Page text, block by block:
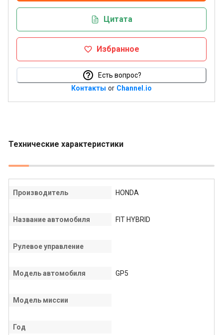
Цитата
Избранное
Есть вопрос?
Контакты or Channel.io
Технические характеристики
Производитель HONDA
Название автомобиля FIT HYBRID
Рулевое управление
Модель автомобиля GP5
Модель миссии
Год